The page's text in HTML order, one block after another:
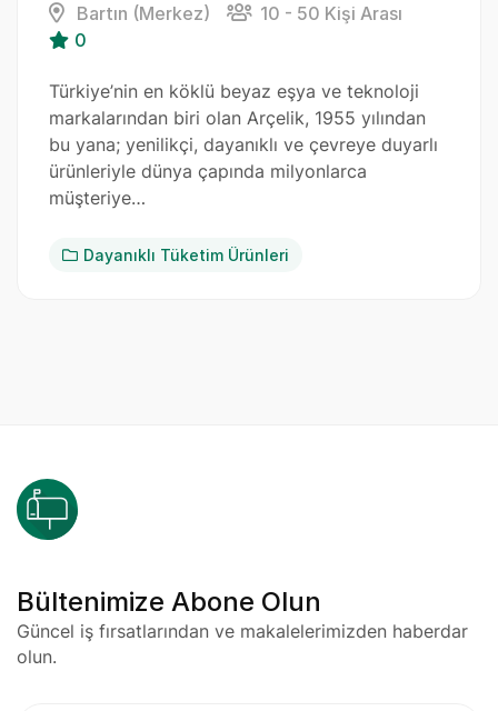
Bartın (Merkez)
10 - 50 Kişi Arası
0
Türkiye’nin en köklü beyaz eşya ve teknoloji
markalarından biri olan Arçelik, 1955 yılından
bu yana; yenilikçi, dayanıklı ve çevreye duyarlı
ürünleriyle dünya çapında milyonlarca
müşteriye…
Dayanıklı Tüketim Ürünleri
Bültenimize Abone Olun
Güncel iş fırsatlarından ve makalelerimizden haberdar
olun.